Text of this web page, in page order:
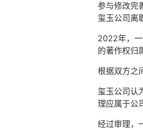
参与修改完
玺玉公司离
2022年，
的著作权归
根据双方之
玺玉公司认
理应属于公
经过审理，